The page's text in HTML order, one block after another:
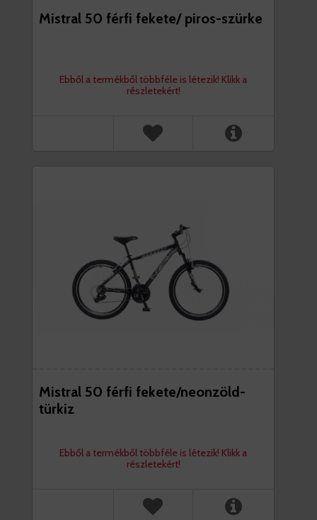
Mistral 50 férfi fekete/ piros-szürke
Ebből a termékből többféle is létezik! Klikk a
részletekért!
Mistral 50 férfi fekete/neonzöld-
türkiz
Ebből a termékből többféle is létezik! Klikk a
részletekért!